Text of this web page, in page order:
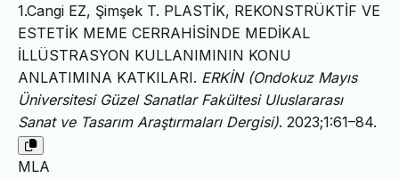
1.Cangi EZ, Şimşek T. PLASTİK, REKONSTRÜKTİF VE
ESTETİK MEME CERRAHİSİNDE MEDİKAL
İLLÜSTRASYON KULLANIMININ KONU
ANLATIMINA KATKILARI. ERKİN (Ondokuz Mayıs
Üniversitesi Güzel Sanatlar Fakültesi Uluslararası
Sanat ve Tasarım Araştırmaları Dergisi). 2023;1:61–84.
MLA